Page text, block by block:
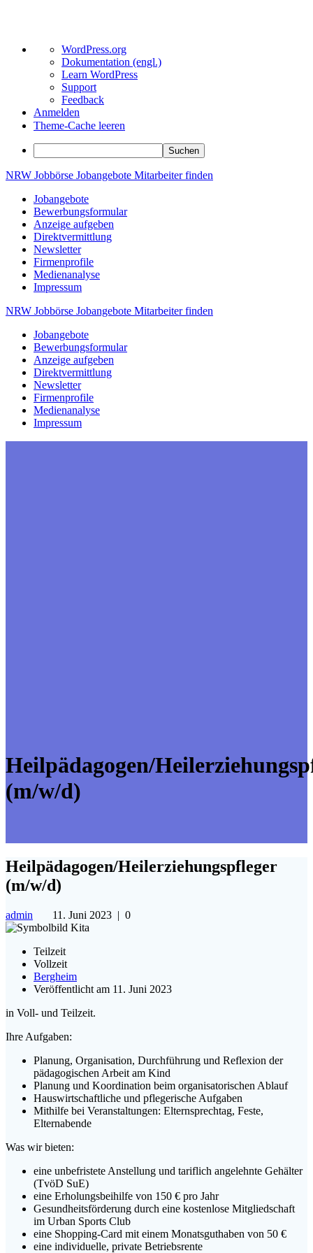
Über
WordPress
WordPress.org
Dokumentation (engl.)
Learn WordPress
Support
Feedback
Anmelden
Theme-Cache leeren
Suchen
Zum
springen
NRW Jobbörse Jobangebote Mitarbeiterfinden
Jobangebote
Bewerbungsformular
Anzeige aufgeben
Direktvermittlung
Newsletter
Firmenprofile
Medienanalyse
Impressum
NRW Jobbörse Jobangebote Mitarbeiterfinden
Jobangebote
Bewerbungsformular
Anzeige aufgeben
Direktvermittlung
Newsletter
Firmenprofile
Medienanalyse
Impressum
Heilpädagogen/
(m/w/d)
Heilpädagogen/Heilerziehungspfleger
(m/w/d)
admin 11. Juni 2023 | 0
Teilzeit
Vollzeit
Bergheim
Veröffentlicht am 11. Juni 2023
in Voll- und Teilzeit.
Ihre Aufgaben:
Planung, Organisation, Durchführung und Reflexion der
pädagogischen Arbeit am Kind
Planung und Koordination beim organisatorischen Ablauf
Hauswirtschaftliche und pflegerische Aufgaben
Mithilfe bei Veranstaltungen: Elternsprechtag, Feste,
Elternabende
Was wir bieten:
eine unbefristete Anstellung und tariflich angelehnte Gehälter
(TvöD SuE)
eine Erholungsbeihilfe von 150 € pro Jahr
Gesundheitsförderung durch eine kostenlose Mitgliedschaft
im Urban Sports Club
eine Shopping-Card mit einem Monatsguthaben von 50 €
eine individuelle, private Betriebsrente